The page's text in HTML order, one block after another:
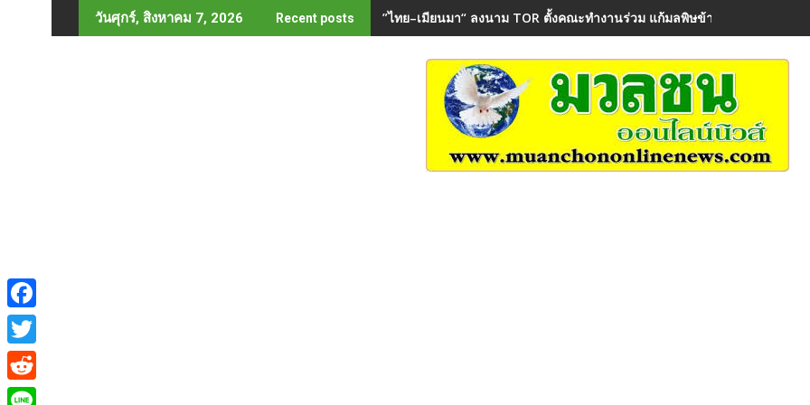
to
วันศุกร์, สิงหาคม 7, 2026 Recent posts ”ไทย–เมียนมา“ ลงนาม TOR ตั้งคณะทำงานร่วม แก้มลพิษข้ามพรมแดน คุ้มค
F
a
c
T
w
R